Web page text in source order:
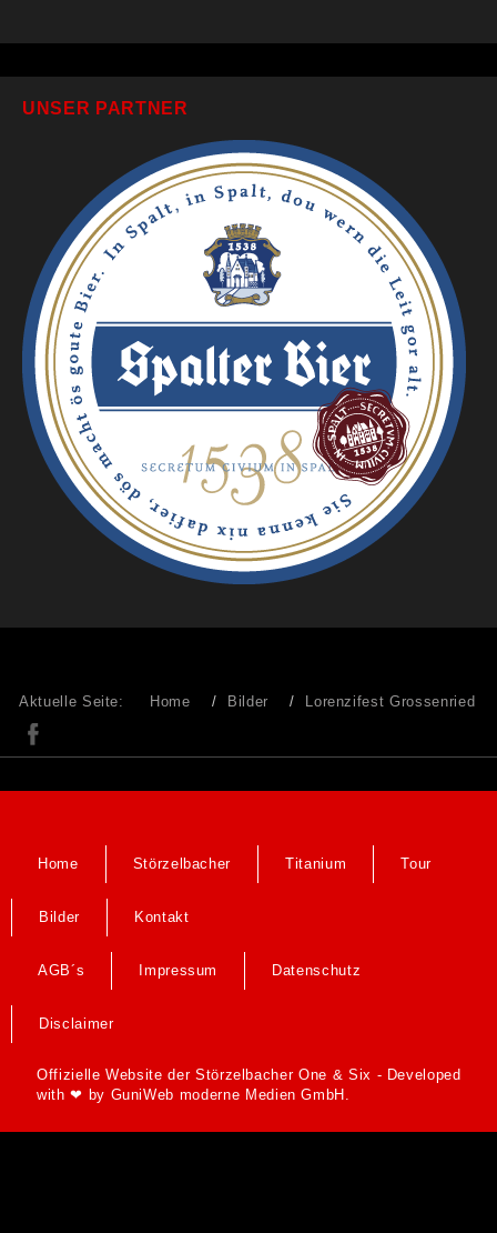
UNSER PARTNER
Aktuelle Seite: Home Bilder Lorenzifest Grossenried
Home Störzelbacher Titanium Tour
Bilder Kontakt
AGB´s Impressum Datenschutz
Disclaimer
Offizielle Website der Störzelbacher One & Six - Developed
with ❤ by GuniWeb moderne Medien GmbH.